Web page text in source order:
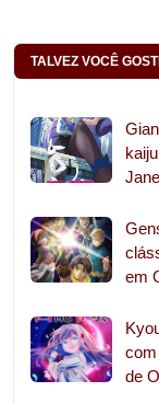
TALVEZ VOCÊ
em
com
de